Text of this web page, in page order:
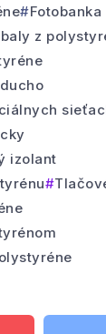
Fotobanka
z
izolant